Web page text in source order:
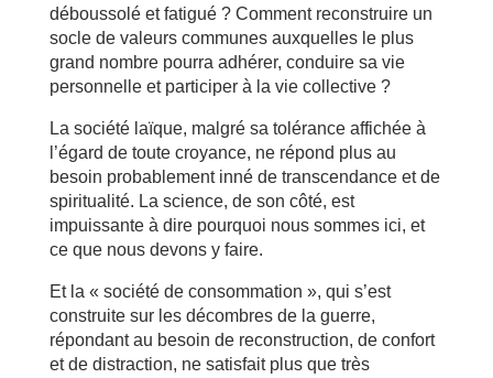
déboussolé et fatigué ? Comment reconstruire un
socle de valeurs communes auxquelles le plus
grand nombre pourra adhérer, conduire sa vie
personnelle et participer à la vie collective ?
La société laïque, malgré sa tolérance affichée à
l’égard de toute croyance, ne répond plus au
besoin probablement inné de transcendance et de
spiritualité. La science, de son côté, est
impuissante à dire pourquoi nous sommes ici, et
ce que nous devons y faire.
Et la « société de consommation », qui s’est
construite sur les décombres de la guerre,
répondant au besoin de reconstruction, de confort
et de distraction, ne satisfait plus que très